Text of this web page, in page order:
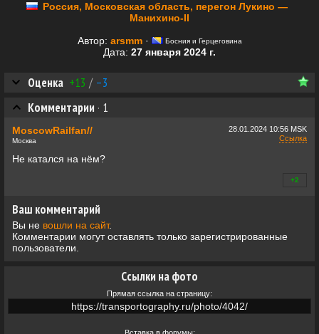
Россия, Московская область, перегон Лукино —
Манихино-II
Автор: arsmm· Босния и Герцеговина
Дата: 27 января 2024 г.
Оценка +13 / –3
Ссылки на фото
Прямая ссылка на страницу:
Комментарии · 1
28.01.2024 10:56 MSK
Ссылка
MoscowRailfan//
Москва
Не катался на нём?
+2
Ваш комментарий
Вы не вошли на сайт.
Комментарии могут оставлять только зарегистрированные
пользователи.